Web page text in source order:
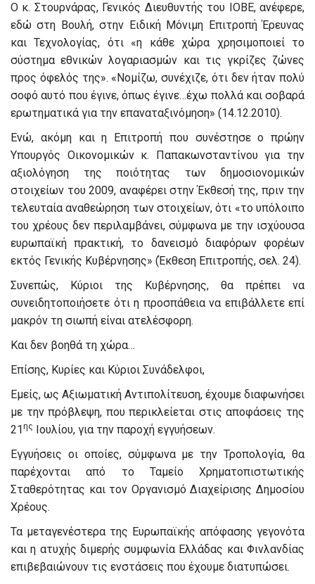
Ο κ. Στουρνάρας, Γενικός Διευθυντής του ΙΟΒΕ, ανέφερε,
εδώ στη Βουλή, στην Ειδική Μόνιμη Επιτροπή Έρευνας
και Τεχνολογίας, ότι «η κάθε χώρα χρησιμοποιεί το
σύστημα εθνικών λογαριασμών και τις γκρίζες ζώνες
προς όφελός της». «Νομίζω, συνέχιζε, ότι δεν ήταν πολύ
σοφό αυτό που έγινε, όπως έγινε…έχω πολλά και σοβαρά
ερωτηματικά για την επαναταξινόμηση» (14.12.2010).
Ενώ, ακόμη και η Επιτροπή που συνέστησε ο πρώην
Υπουργός Οικονομικών κ. Παπακωνσταντίνου για την
αξιολόγηση της ποιότητας των δημοσιονομικών
στοιχείων του 2009, αναφέρει στην Έκθεσή της, πριν την
τελευταία αναθεώρηση των στοιχείων, ότι «το υπόλοιπο
του χρέους δεν περιλαμβάνει, σύμφωνα με την ισχύουσα
ευρωπαϊκή πρακτική, το δανεισμό διαφόρων φορέων
εκτός Γενικής Κυβέρνησης» (Έκθεση Επιτροπής, σελ. 24).
Συνεπώς, Κύριοι της Κυβέρνησης, θα πρέπει να
συνειδητοποιήσετε ότι η προσπάθεια να επιβάλλετε επί
μακρόν τη σιωπή είναι ατελέσφορη.
Και δεν βοηθά τη χώρα…
Επίσης, Κυρίες και Κύριοι Συνάδελφοι,
Εμείς, ως Αξιωματική Αντιπολίτευση, έχουμε διαφωνήσει
με την πρόβλεψη, που περικλείεται στις αποφάσεις της
21ης Ιουλίου, για την παροχή εγγυήσεων.
Εγγυήσεις οι οποίες, σύμφωνα με την Τροπολογία, θα
παρέχονται από το Ταμείο Χρηματοπιστωτικής
Σταθερότητας και τον Οργανισμό Διαχείρισης Δημοσίου
Χρέους.
Τα μεταγενέστερα της Ευρωπαϊκής απόφασης γεγονότα
και η ατυχής διμερής συμφωνία Ελλάδας και Φινλανδίας
επιβεβαιώνουν τις ενστάσεις που έχουμε διατυπώσει.